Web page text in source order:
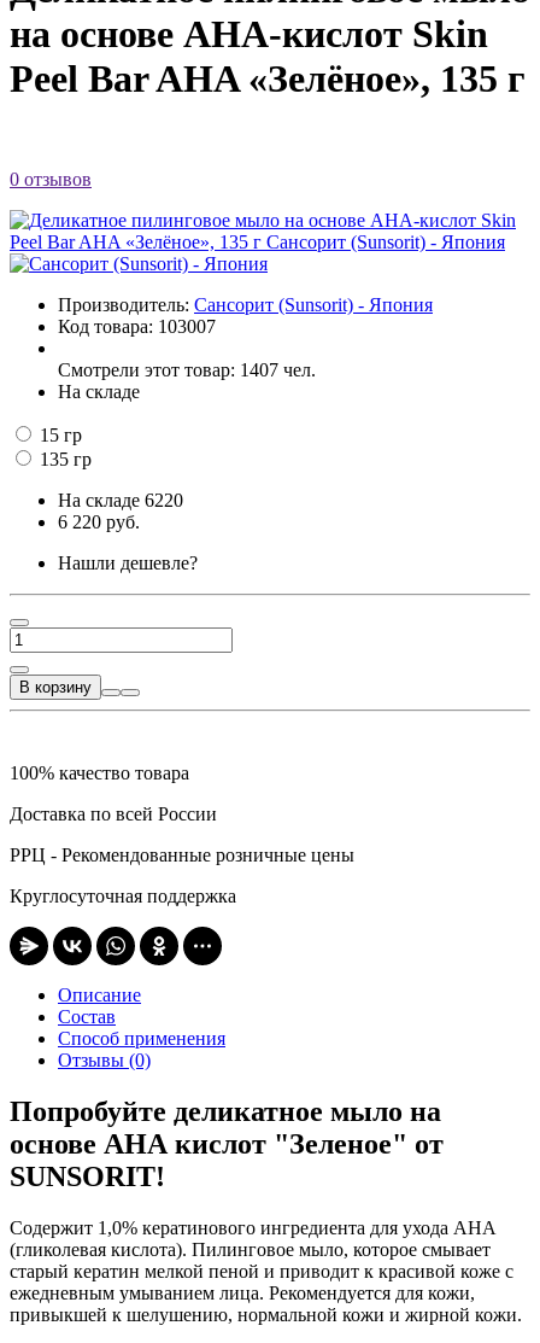
на основе AHA‑кислот Skin
Peel Bar AHA «Зелёное», 135 г
0 отзывов
Производитель: Сансорит (Sunsorit) - Япония
Код товара: 103007
Смотрели этот товар: 1407 чел.
На складе
15 гр
135 гр
На складе 6220
6 220 руб.
Нашли дешевле?
В корзину
100% качество товара
Доставка по всей России
РРЦ - Рекомендованные розничные цены
Круглосуточная поддержка
Описание
Состав
Способ применения
Отзывы (0)
Попробуйте деликатное мыло на
основе АНА кислот "Зеленое" от
SUNSORIT!
Содержит 1,0% кератинового ингредиента для ухода AHA
(гликолевая кислота). Пилинговое мыло, которое смывает
старый кератин мелкой пеной и приводит к красивой коже с
ежедневным умыванием лица. Рекомендуется для кожи,
привыкшей к шелушению, нормальной кожи и жирной кожи.